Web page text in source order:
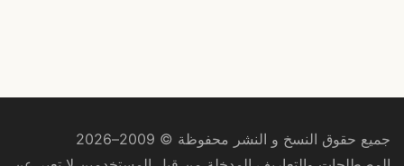
جميع حقوق النسخ و النشر محفوظة © 2009–2026